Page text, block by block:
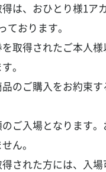
得は、おひとり様1ア
ております。
を取得されたご本人
。
品のご購入をお約束
のご入場となります
ん。
得された方には、入